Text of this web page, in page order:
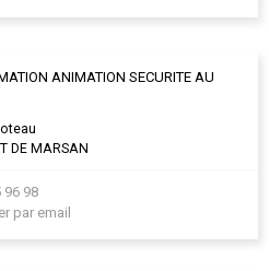
ANIMATION SECURITE AU
DE MARSAN
96 98
par email